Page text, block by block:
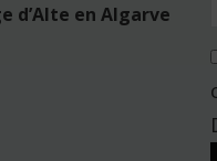
d’Alte en Algarve